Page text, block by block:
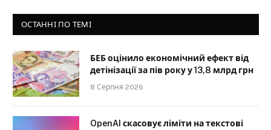
ОСТАННІ ПО ТЕМІ
БЕБ оцінило економічний ефект від
детінізації за пів року у 13,8 млрд грн
8 Серпня 2026
OpenAI скасовує ліміти на текстові